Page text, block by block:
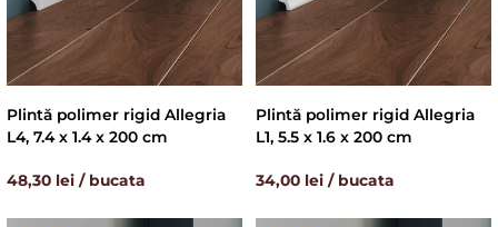
Plintă polimer rigid Allegria
L4, 7.4 x 1.4 x 200 cm
48,30 lei / bucata
Plintă polimer rigid Allegria
L1, 5.5 x 1.6 x 200 cm
34,00 lei / bucata